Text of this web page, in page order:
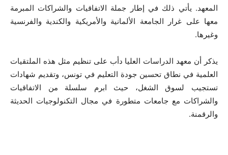
المعهد. يأتي ذلك في إطار جملة الاتفاقيات والشراكات المبرمة
معها على غرار الجامعة الألمانية والأمريكية والكندية والفرنسية
وغيرها.
يذكر أن معهد الدراسات العليا دأب على تنظيم مثل هذه الملتقيات
العلمية في نطاق تحسين جودة التعليم في تونس، وتقديم شهادات
تستجيب لسوق الشغل، حيث ابرم سلسلة من الاتفاقيات
والشراكات مع جامعات متطورة في مجال التكنولوجيات الحديثة
والرقمنة.